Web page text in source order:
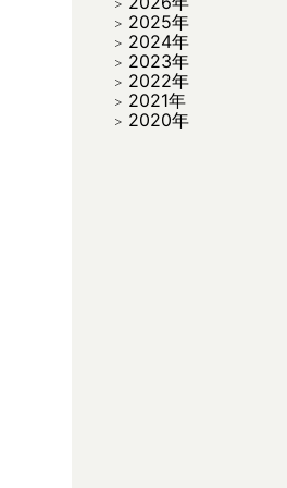
2025年
2024年
2023年
2022年
2021年
2020年